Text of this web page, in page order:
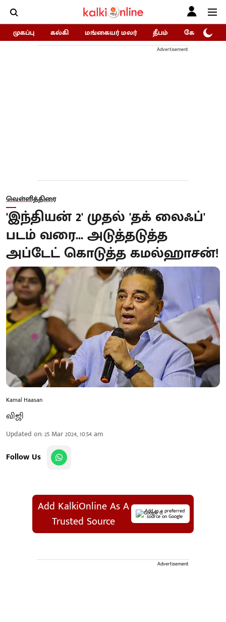
முகப்பு கல்கி மங்கையர் மலர் தீபம் கோகுலம்/
Advertisement
வெள்ளித்திரை
'இந்தியன் 2' முதல் 'தக் லைஃப்'
படம் வரை... அடுத்தடுத்த
அப்டேட் கொடுத்த கமல்ஹாசன்!
Kamal Haasan
விஜி
Updated on:25 Mar 2024, 10:54 am
Follow Us
Add KalkiOnline As A
Trusted Source
Add as a preferred
source on Google
Advertisement